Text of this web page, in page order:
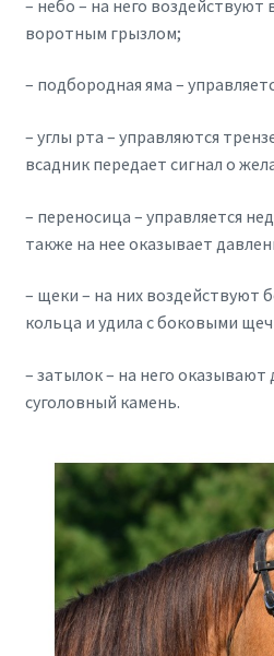
– небо – на него воздействуют
воротным грызлом;
– подбородная яма –
– углы рта – управляются
всадник передает сигнал о
– переносица – управляется
также на нее оказывает
– щеки – на них воздействуют
кольца и удила с боковыми
– затылок – на него
суголовный камень.